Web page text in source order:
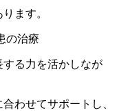
ます。
の治療
る力を活かしなが
わせてサポートし、